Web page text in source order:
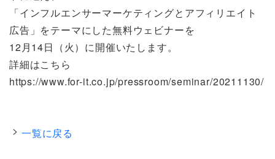
「インフルエンサーマーケティングとアフィリエイト
広告」をテーマにした無料ウェビナーを
12月14日（火）に開催いたします。
詳細はこちら
https://www.for-it.co.jp/pressroom/seminar/20211130/
一覧に戻る